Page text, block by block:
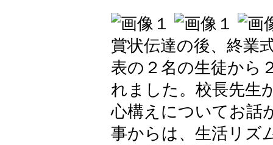
賞状伝達の後、終業
表の２名の生徒から
れました。校長先生
心構えについてお話
事からは、生活リズ